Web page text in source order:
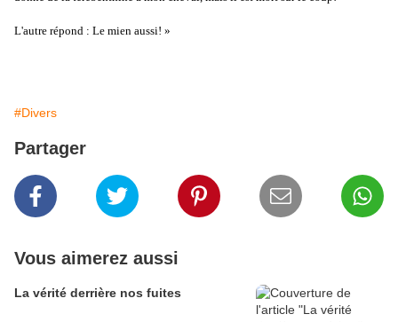
L'autre répond : Le mien aussi! »
#Divers
Partager
Vous aimerez aussi
La vérité derrière nos fuites